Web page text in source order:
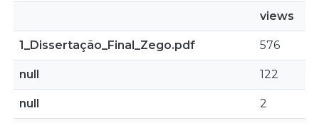
views
1_Dissertação_Final_Zego.pdf 576
null 122
null 2